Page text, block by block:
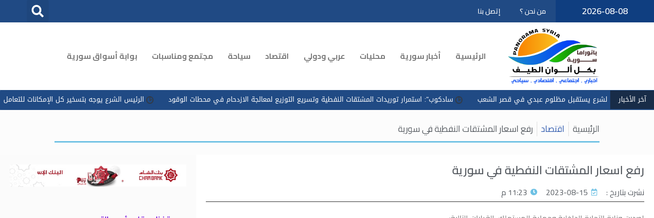
تخطى
2026-08-08 من نحن ؟ إتصل بنا
الرئيسية أخبار سورية محليات عربي ودولي اقتصاد سياحة مجتمع ومناسبات بوابة أسواق سورية
آخر الأخبار
الشرع يستقبل مظلوم عبدي في قصر الشعب سادكوب": استمرار توريدات المشتقات النفطية وتسريع التوزيع لمعالجة الازدحام في محطات الوقود الرئيس الشرع يوجه بتسخير كل الإمكانات للتعامل مع
الرئيسية اقتصاد رفع اسعار المشتقات النفطية في سورية
رفع اسعار المشتقات النفطية في سورية
نشرت بتاريخ : 2023-08-15
11:23 م